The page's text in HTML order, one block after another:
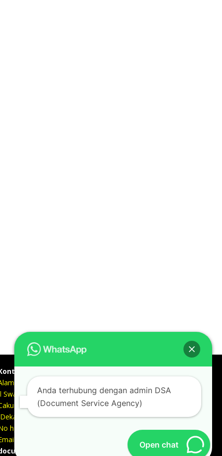
kami
kantor :
Swadaya Pam No 6 Rt 006 Rw 007 Jatinegara,
Jakarta Timur 13930
Mesjid Al Marzukiyah Swadaya Pam)
hp/ telpon :
087887631193 / 021 48671259
:
Anda terhubung dengan admin DSA
(Document Service Agency)
Open chat